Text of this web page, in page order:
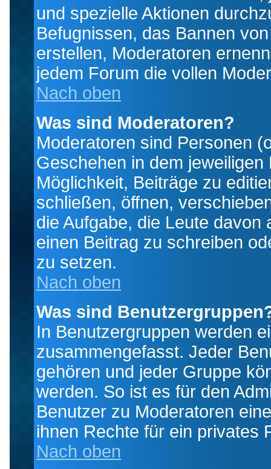
und spezielle Aktionen
Befugnissen, das Bannen
erstellen, Moderatoren
jedem Forum die vollen
Nach oben
Was sind Moderatoren?
Moderatoren sind Personen
Geschehen in dem
Möglichkeit, Beiträge zu
schließen, öffnen,
die Aufgabe, die Leute
einen Beitrag zu schreiben
zu setzen.
Nach oben
Was sind
In Benutzergruppen werden
zusammengefasst. Jeder
gehören und jeder Gruppe
werden. So ist es für den
Benutzer zu Moderatoren
ihnen Rechte für ein privates
Nach oben